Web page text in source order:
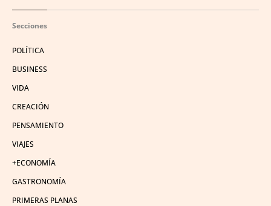
Secciones
POLÍTICA
BUSINESS
VIDA
CREACIÓN
PENSAMIENTO
VIAJES
+ECONOMÍA
GASTRONOMÍA
PRIMERAS PLANAS